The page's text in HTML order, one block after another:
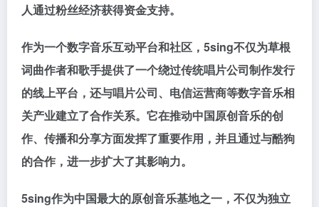
人通过粉丝经济获得资金支持。
作为一个数字音乐互动平台和社区，5sing不仅为草根
词曲作者和歌手提供了一个绕过传统唱片公司制作发行
的线上平台，还与唱片公司、电信运营商等数字音乐相
关产业建立了合作关系。它在推动中国原创音乐的创
作、传播和分享方面发挥了重要作用，并且通过与酷狗
的合作，进一步扩大了其影响力。
5sing作为中国最大的原创音乐基地之一，不仅为独立